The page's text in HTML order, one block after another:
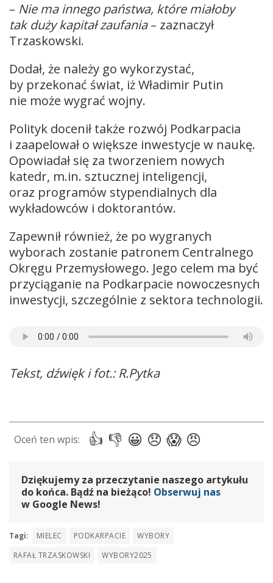
– Nie ma innego państwa, które miałoby
tak duży kapitał zaufania– zaznaczył
Trzaskowski.
Dodał, że należy go wykorzystać,
by przekonać świat, iż Władimir Putin
nie może wygrać wojny.
Polityk docenił także rozwój Podkarpacia
i zaapelował o większe inwestycje w naukę.
Opowiadał się za tworzeniem nowych
katedr, m.in. sztucznej inteligencji,
oraz programów stypendialnych dla
wykładowców i doktorantów.
Zapewnił również, że po wygranych
wyborach zostanie patronem Centralnego
Okręgu Przemysłowego. Jego celem ma być
przyciąganie na Podkarpacie nowoczesnych
inwestycji, szczególnie z sektora technologii.
Tekst, dźwięk i fot.: R.Pytka
Dziękujemy za przeczytanie naszego artykułu
do końca. Bądź na bieżąco! Obserwuj nas
w Google News!
Tagi: MIELEC PODKARPACIE
WYBORY
RAFAŁ TRZASKOWSKI
WYBORY2025